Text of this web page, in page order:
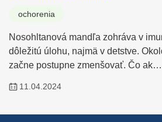
ochorenia
Nosohltanová mandľa zohráva v
dôležitú úlohu, najmä v detstve.
začne postupne zmenšovať. Čo ak…
11.04.2024